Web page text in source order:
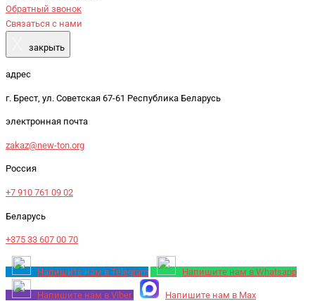
Обратный звонок
Связаться с нами
закрыть
адрес
г. Брест, ул. Советская 67-61 Республика Беларусь
электронная почта
zakaz@new-ton.org
Россия
+7 910 761 09 02
Беларусь
+375 33 607 00 70
Напишите нам в Telegram Напишите нам в Whatsapp
Напишите нам в Viber
Напишите нам в Max